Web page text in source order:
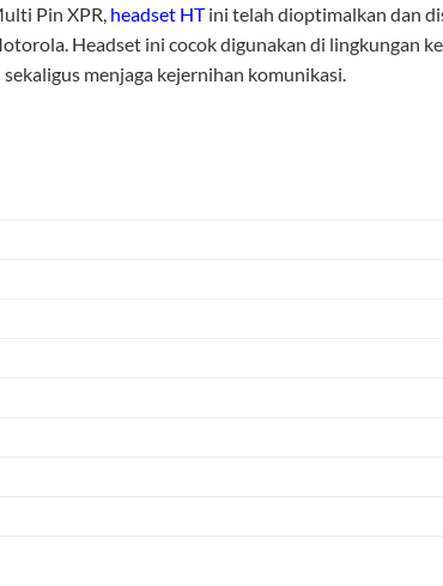
Pin XPR, headset HTini telah dioptimalkan dan
Headset ini cocok digunakan di lingkungan
menjaga kejernihan komunikasi.